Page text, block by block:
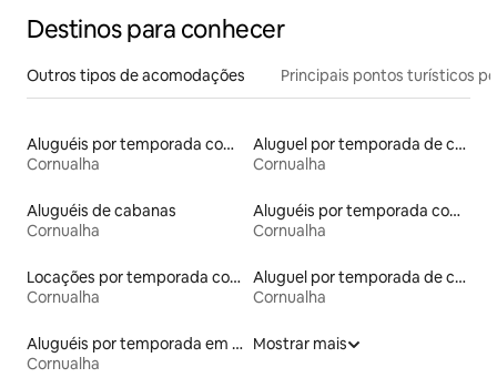
Destinos para conhecer
Outros tipos de acomodações Principais pontos turísticos
Aluguéis por temporada com caiaque
Cornualha
Aluguel por temporada de casas na árvore
Cornualha
Aluguéis de cabanas
Cornualha
Aluguéis por temporada com banheira de hidromassagem
Cornualha
Locações por temporada com piscina
Cornualha
Aluguel por temporada de casas de hóspedes
Cornualha
Aluguéis por temporada em hotéis-fazenda
Cornualha
Mostrar mais